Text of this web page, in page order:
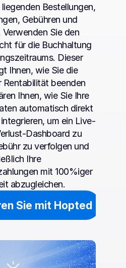
Bestellungen,
Gebühren und
Verwenden Sie den
für die Buchhaltung
Dieser
Ihnen, wie Sie die
Rentabilität beenden
Ihnen, wie Sie Ihre
automatisch direkt
um ein Live-
Dashboard zu
zu verfolgen und
Ihre
mit 100%iger
abzugleichen.
Sie mit Hopted